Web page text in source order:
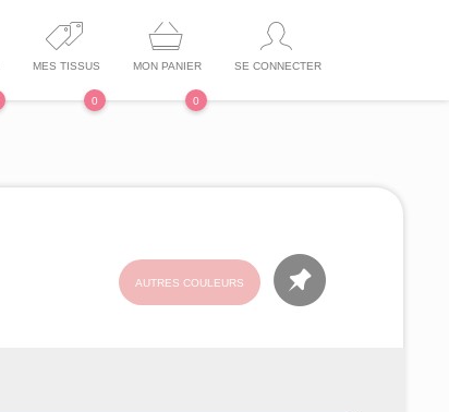
MES TISSUS
0
MON PANIER
0
SE CONNECTER
AUTRES COULEURS